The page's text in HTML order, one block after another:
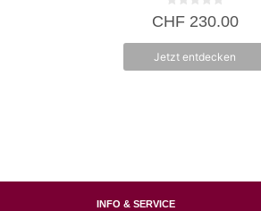
0
v
5
CHF230.00
Jetzt entdecken
INFO & SERVICE